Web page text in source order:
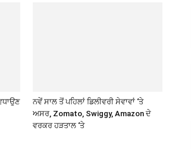
ਨਵੇਂ ਸਾਲ ਤੋਂ ਪਹਿਲਾਂ ਡਿਲੀਵਰੀ ਸੇਵਾਵਾਂ ‘ਤੇ
ਅਸਰ, Zomato, Swiggy, Amazon ਦੇ
ਵਰਕਰ ਹੜਤਾਲ ‘ਤੇ